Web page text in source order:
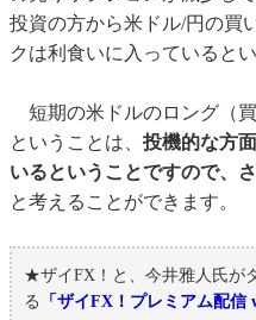
投資の方から米ドル/円の買
クは利食いに入っていると
短期の米ドルのロング（
ということは、 投機的な方
いるということですので、
と考えることができます。
★ザイFX！と、今井雅人氏が
る
「ザイFX！プレミアム配信